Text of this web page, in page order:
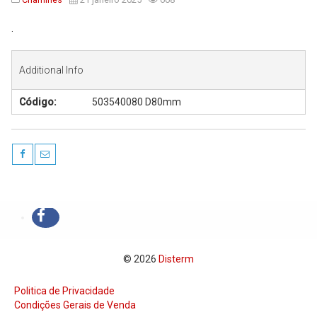
Gabinete de Engenharia
Armazém e Logística
Novidades
.
Additional Info
Código: 503540080 D80mm
© 2026 Disterm
Politica de Privacidade
Condições Gerais de Venda